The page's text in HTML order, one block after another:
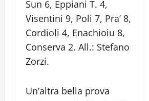
Sun 6, Eppiani T. 4,
Visentini 9, Poli 7, Pra’ 8,
Cordioli 4, Enachioiu 8,
Conserva 2. All.: Stefano
Zorzi.
Un’altra bella prova